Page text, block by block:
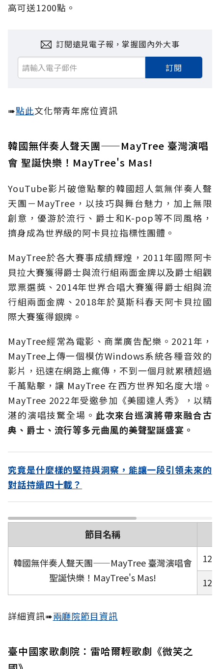
高可送1200點。
訂閱遠見電子報，掌握國內外大事
訂閱
➠點此文化幣青年席位資訊
韓國無伴奏人聲天團——MayTree 臺灣演唱
會 聖誕快樂！MayTree's Mas!
YouTube影片破億點擊的韓國超人氣無伴奏人聲
天團－MayTree，以技巧與舞台魅力，加上無限
創意，優游於流行、爵士和K-pop等不同風格，
擠身成為世界級的阿卡貝拉指標性團體。
MayTree於各大賽事成績輝煌，2011年國際阿卡
貝拉大賽獲得爵士與流行組兩面金牌以及爵士組觀
眾票選獎、2014年世界合唱大賽獲得爵士組與流
行組兩面金牌、2018年於莫斯科春天阿卡貝拉國
際大賽獲得銀牌。
MayTree經常為電影、商業廣告配樂。2021年，
MayTree上傳一個模仿Windows系統各種音效的
影片，迅速在網路上瘋傳，不到一個月就累積超過
千萬點擊，讓 MayTree 在西方世界知名度大增。
MayTree 2022年受邀參加《美國達人秀》，以精
湛的演唱技驚全場。 此次來台巡演將帶來融合古
典、爵士、流行等多元曲風的美聲聖誕盛宴。
究竟是什麼樣的堅持與洞察，能讓一段引領未來的
對話持續四十載？
節目名稱
韓國無伴奏人聲天團——MayTree 臺灣演唱會
聖誕快樂！MayTree's Mas!
12/
12/
詳細資訊➠兩廳院節目資訊
臺中國家歌劇院：雷哈爾輕歌劇《微笑之